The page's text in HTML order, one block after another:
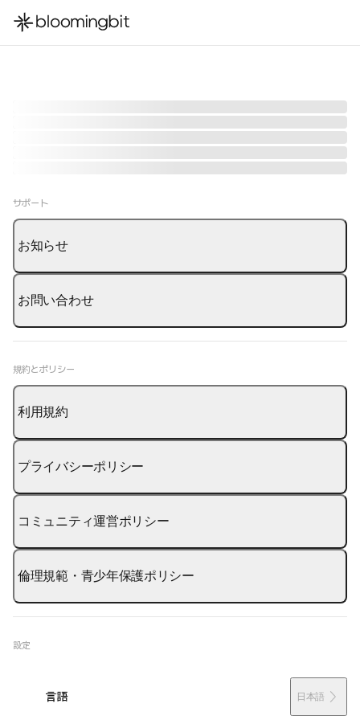
サポート
お知らせ
お問い合わせ
規約とポリシー
利用規約
プライバシーポリシー
コミュニティ運営ポリシー
倫理規範・青少年保護ポリシー
設定
言語 日本語